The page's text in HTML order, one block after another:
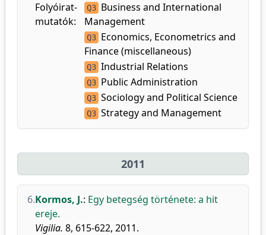
Folyóirat-
mutatók:
Q3 Business and International
Management
Q3 Economics, Econometrics and
Finance (miscellaneous)
Q3 Industrial Relations
Q3 Public Administration
Q3 Sociology and Political Science
Q3 Strategy and Management
2011
6.Kormos, J.: Egy betegség története: a hit
ereje.
Vigilia. 8, 615-622, 2011.